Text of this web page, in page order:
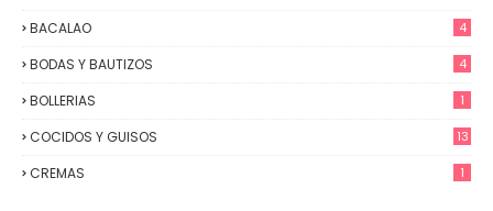
BACALAO 4
BODAS Y BAUTIZOS 4
BOLLERIAS 1
COCIDOS Y GUISOS 13
CREMAS 1